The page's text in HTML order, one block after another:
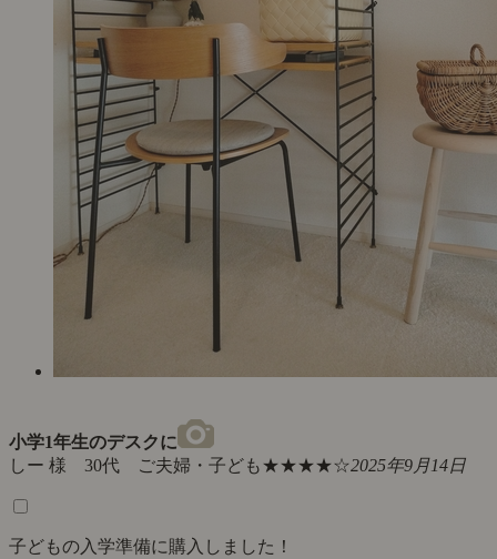
小学1年生のデスクに
しー 様 30代 ご夫婦・子ども★★★★☆2025年9月14日
子どもの入学準備に購入しました！